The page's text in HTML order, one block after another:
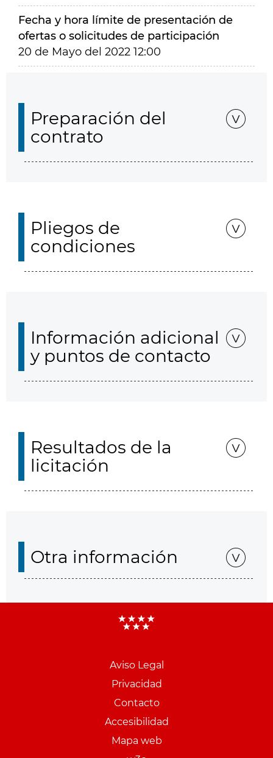
Fecha y hora límite de presentación de
ofertas o solicitudes de participación
20 de Mayo del 2022 12:00
Preparación del
contrato
Pliegos de
condiciones
Información adicional
y puntos de contacto
Resultados de la
licitación
Otra información
Aviso Legal
Privacidad
Contacto
Accesibilidad
Mapa web